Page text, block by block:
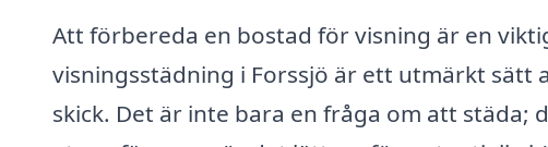
Att förbereda en bostad för visning är en
visningsstädning i Forssjö är ett utmärkt
skick. Det är inte bara en fråga om att städa;